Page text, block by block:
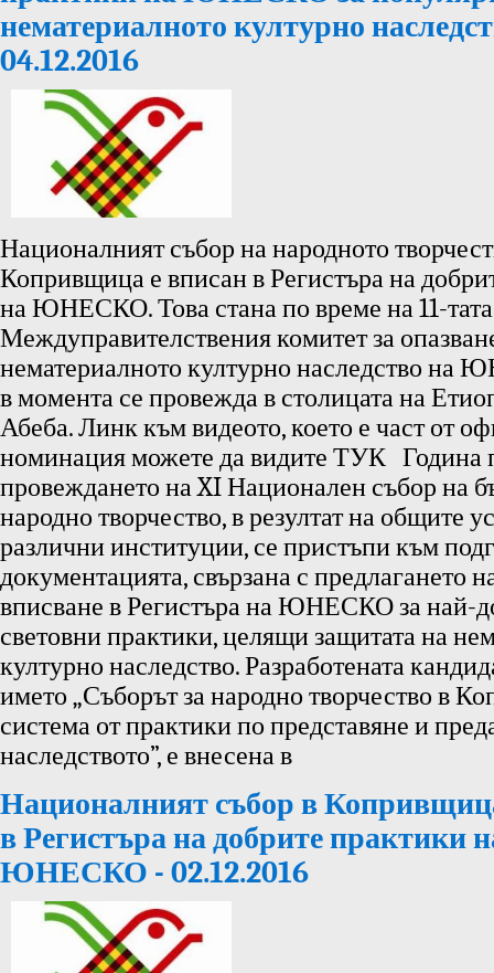
нематериалното културно
04.12.2016
Националният събор на народното
Копривщица е вписан в Регистъра на
на ЮНЕСКО. Това стана по време на 11-
Междуправителствения комитет за
нематериалното културно наследство на
в момента се провежда в столицата на
Абеба. Линк към видеото, което е част от
номинация можете да видите ТУК Година
провеждането на XI Национален събор на
народно творчество, в резултат на общите
различни институции, се пристъпи към
документацията, свързана с предлагането
вписване в Регистъра на ЮНЕСКО за най-
световни практики, целящи защитата на
културно наследство. Разработената
името „Съборът за народно творчество в
система от практики по представяне и
наследството”, е внесена в
Националният събор в
в Регистъра на добрите практики
ЮНЕСКО - 02.12.2016